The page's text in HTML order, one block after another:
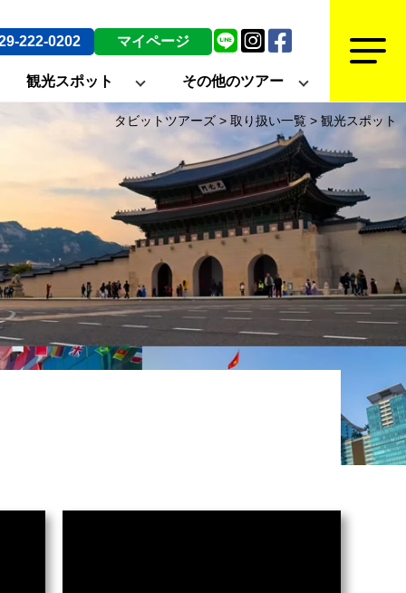
222-0202 マイページ
観光スポット その他のツアー
タビットツアーズ > 取り扱い一覧 > 観光スポット